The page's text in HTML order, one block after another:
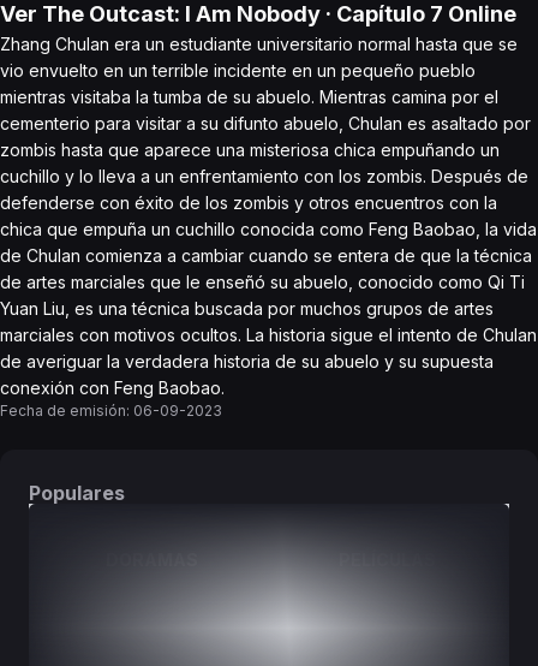
Ver The Outcast: I Am Nobody · Capítulo 7 Online
Zhang Chulan era un estudiante universitario normal hasta que se
vio envuelto en un terrible incidente en un pequeño pueblo
mientras visitaba la tumba de su abuelo. Mientras camina por el
cementerio para visitar a su difunto abuelo, Chulan es asaltado por
zombis hasta que aparece una misteriosa chica empuñando un
cuchillo y lo lleva a un enfrentamiento con los zombis. Después de
defenderse con éxito de los zombis y otros encuentros con la
chica que empuña un cuchillo conocida como Feng Baobao, la vida
de Chulan comienza a cambiar cuando se entera de que la técnica
de artes marciales que le enseñó su abuelo, conocido como Qi Ti
Yuan Liu, es una técnica buscada por muchos grupos de artes
marciales con motivos ocultos. La historia sigue el intento de Chulan
de averiguar la verdadera historia de su abuelo y su supuesta
conexión con Feng Baobao.
Fecha de emisión: 06-09-2023
Populares